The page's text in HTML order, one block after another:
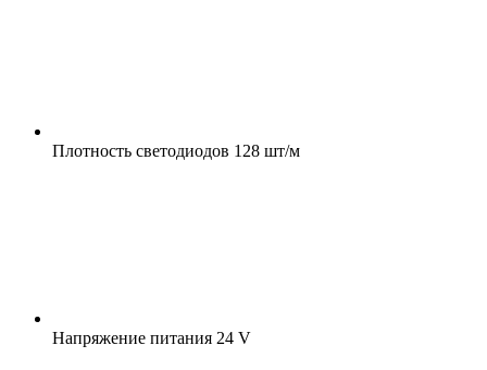
Плотность светодиодов 128 шт/м
Напряжение питания 24 V